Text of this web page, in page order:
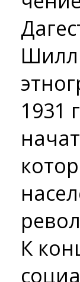
1931
К